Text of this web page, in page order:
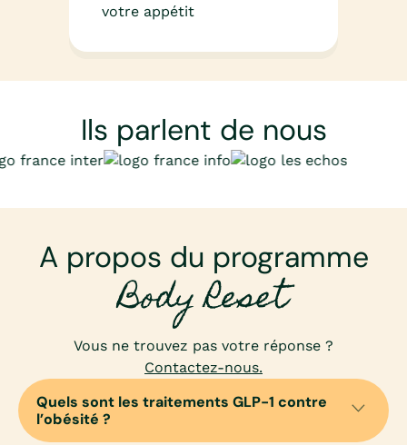
votre appétit
Ils parlent de nous
A propos du programme
Body Reset
Vous ne trouvez pas votre réponse ?
Contactez-nous.
Quels sont les traitements GLP-1 contre
l’obésité ?